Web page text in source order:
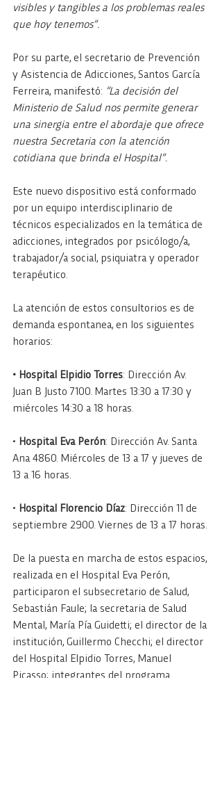
visibles y tangibles a los problemas reales
que hoy tenemos”.
Por su parte, el secretario de Prevención
y Asistencia de Adicciones, Santos García
Ferreira, manifestó: “La decisión del
Ministerio de Salud nos permite generar
una sinergia entre el abordaje que ofrece
nuestra Secretaria con la atención
cotidiana que brinda el Hospital”.
Este nuevo dispositivo está conformado
por un equipo interdisciplinario de
técnicos especializados en la temática de
adicciones, integrados por psicólogo/a,
trabajador/a social, psiquiatra y operador
terapéutico.
La atención de estos consultorios es de
demanda espontanea, en los siguientes
horarios:
• Hospital Elpidio Torres: Dirección Av.
Juan B Justo 7100. Martes 13:30 a 17:30 y
miércoles 14:30 a 18 horas.
• Hospital Eva Perón: Dirección Av. Santa
Ana 4860. Miércoles de 13 a 17 y jueves de
13 a 16 horas.
• Hospital Florencio Díaz: Dirección 11 de
septiembre 2900. Viernes de 13 a 17 horas.
De la puesta en marcha de estos espacios,
realizada en el Hospital Eva Perón,
participaron el subsecretario de Salud,
Sebastián Faule; la secretaria de Salud
Mental, María Pía Guidetti; el director de la
institución, Guillermo Checchi; el director
del Hospital Elpidio Torres, Manuel
Picasso; integrantes del programa